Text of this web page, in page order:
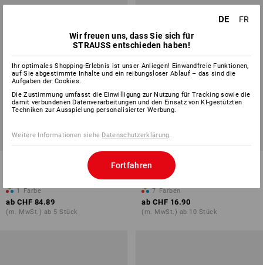
1 Farbe
ab CHF 84.89
(m. MwSt.) ab 5 Stück
e.s. Funktions-Cap light
7 Farben
ab CHF 16.90
(m. MwSt.) ab 10 Stück
DE
FR
Wir freuen uns, dass Sie sich für
STRAUSS entschieden haben!
Ihr optimales Shopping-Erlebnis ist unser Anliegen! Einwandfreie Funktionen,
auf Sie abgestimmte Inhalte und ein reibungsloser Ablauf – das sind die
Aufgaben der Cookies.
Die Zustimmung umfasst die Einwilligung zur Nutzung für Tracking sowie die
damit verbundenen Datenverarbeitungen und den Einsatz von KI-gestützten
Techniken zur Ausspielung personalisierter Werbung.
Weitere Informationen siehe Datenschutzerklärung
Fortfahren